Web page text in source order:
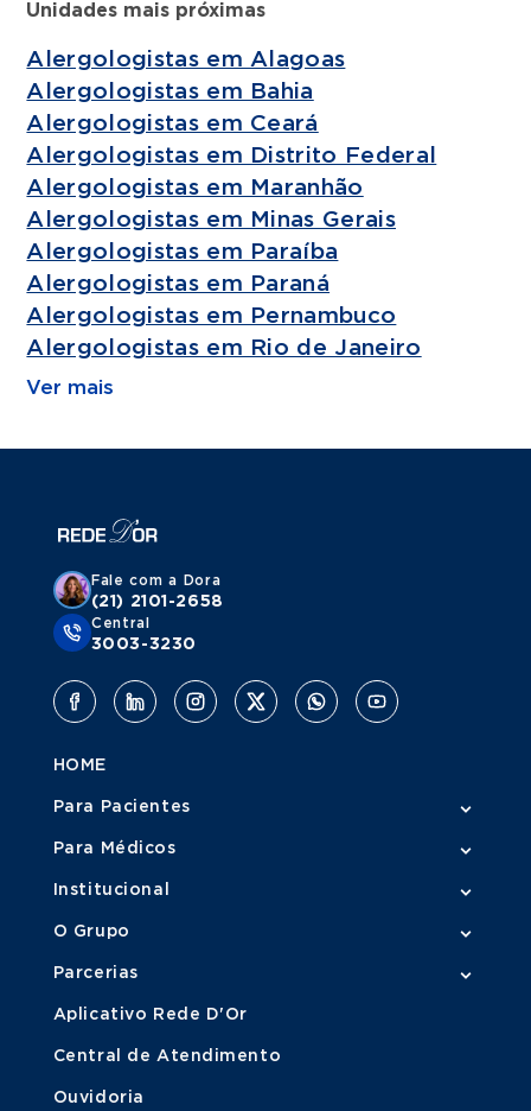
Unidades mais próximas
Alergologistas em Alagoas
Alergologistas em Bahia
Alergologistas em Ceará
Alergologistas em Distrito Federal
Alergologistas em Maranhão
Alergologistas em Minas Gerais
Alergologistas em Paraíba
Alergologistas em Paraná
Alergologistas em Pernambuco
Alergologistas em Rio de Janeiro
Ver mais
Fale com a Dora
(21) 2101-2658
Central
3003-3230
HOME
Para Pacientes
Para Médicos
Institucional
O Grupo
Parcerias
Aplicativo Rede D'Or
Central de Atendimento
Ouvidoria